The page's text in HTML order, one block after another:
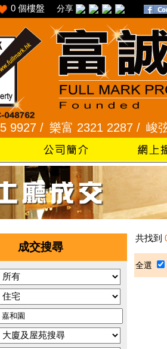
0 個樓盤 分享
/樂富 2321 2287 /峻弦
成交搜尋
共找到
全選